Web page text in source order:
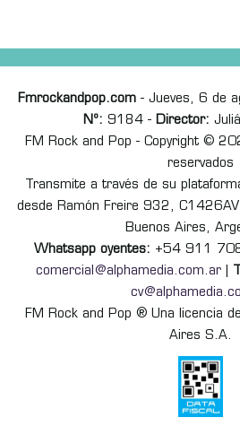
Fmrockandpop.com- Jueves, 6 de
Nº: 9184 - Director:
FM Rock and Pop - Copyright ©
reservados
Transmite a través de su
desde Ramón Freire 932,
Buenos Aires,
Whatsapp oyentes: +54 911
comercial@alphamedia.com.ar
FM Rock and Pop ® Una licencia
Aires S.A.